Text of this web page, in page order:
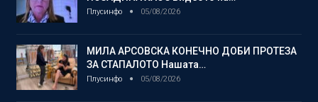
Плусинфо 05/08/2026
МИЛА АРСОВСКА КОНЕЧНО ДОБИ ПРОТЕЗА
ЗА СТАПАЛОТО Нашата…
Плусинфо 05/08/2026